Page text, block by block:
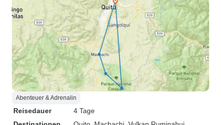
Abenteuer & Adrenalin
Reisedauer
4 Tage